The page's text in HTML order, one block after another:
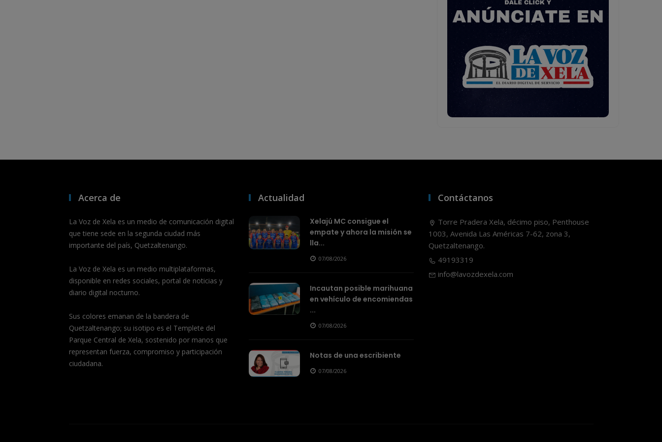
Acerca de
La Voz de Xela es un medio de comunicación digital
que tiene sede en la segunda ciudad más
importante del país, Quetzaltenango.
La Voz de Xela es un medio multiplataformas,
disponible en redes sociales, portal de noticias y
diario digital nocturno.
Sus colores emanan de la bandera de
Quetzaltenango; su isotipo es el Templete del
Parque Central de Xela, sostenido por manos que
representan fuerza, compromiso y participación
ciudadana.
Actualidad
Xelajú MC consigue el
empate y ahora la misión se
lla...
07/08/2026
Incautan posible marihuana
en vehículo de encomiendas
...
07/08/2026
Notas de una escribiente
07/08/2026
Contáctanos
Torre Pradera Xela, décimo piso, Penthouse
1003, Avenida Las Américas 7-62, zona 3,
Quetzaltenango.
49193319
info@lavozdexela.com